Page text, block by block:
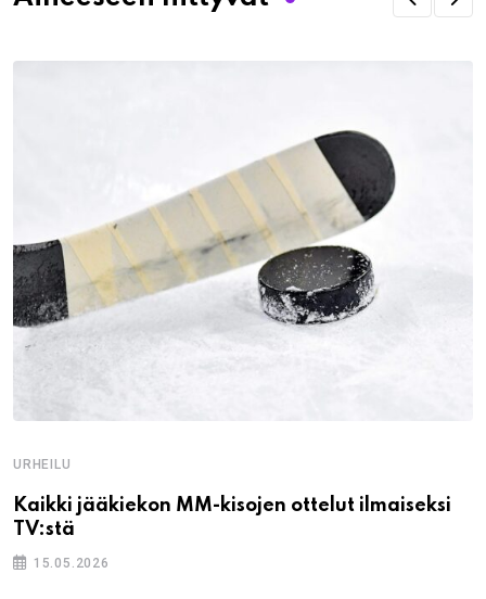
URHEILU
Kaikki jääkiekon MM-kisojen ottelut ilmaiseksi
TV:stä
15.05.2026